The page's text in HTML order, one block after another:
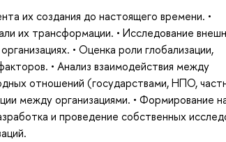
их создания до настоящего времени. •
их трансформации. • Исследование
• Оценка роли глобализации,
• Анализ взаимодействия между
отношений (государствами, НПО,
между организациями. • Формирование
и проведение собственных